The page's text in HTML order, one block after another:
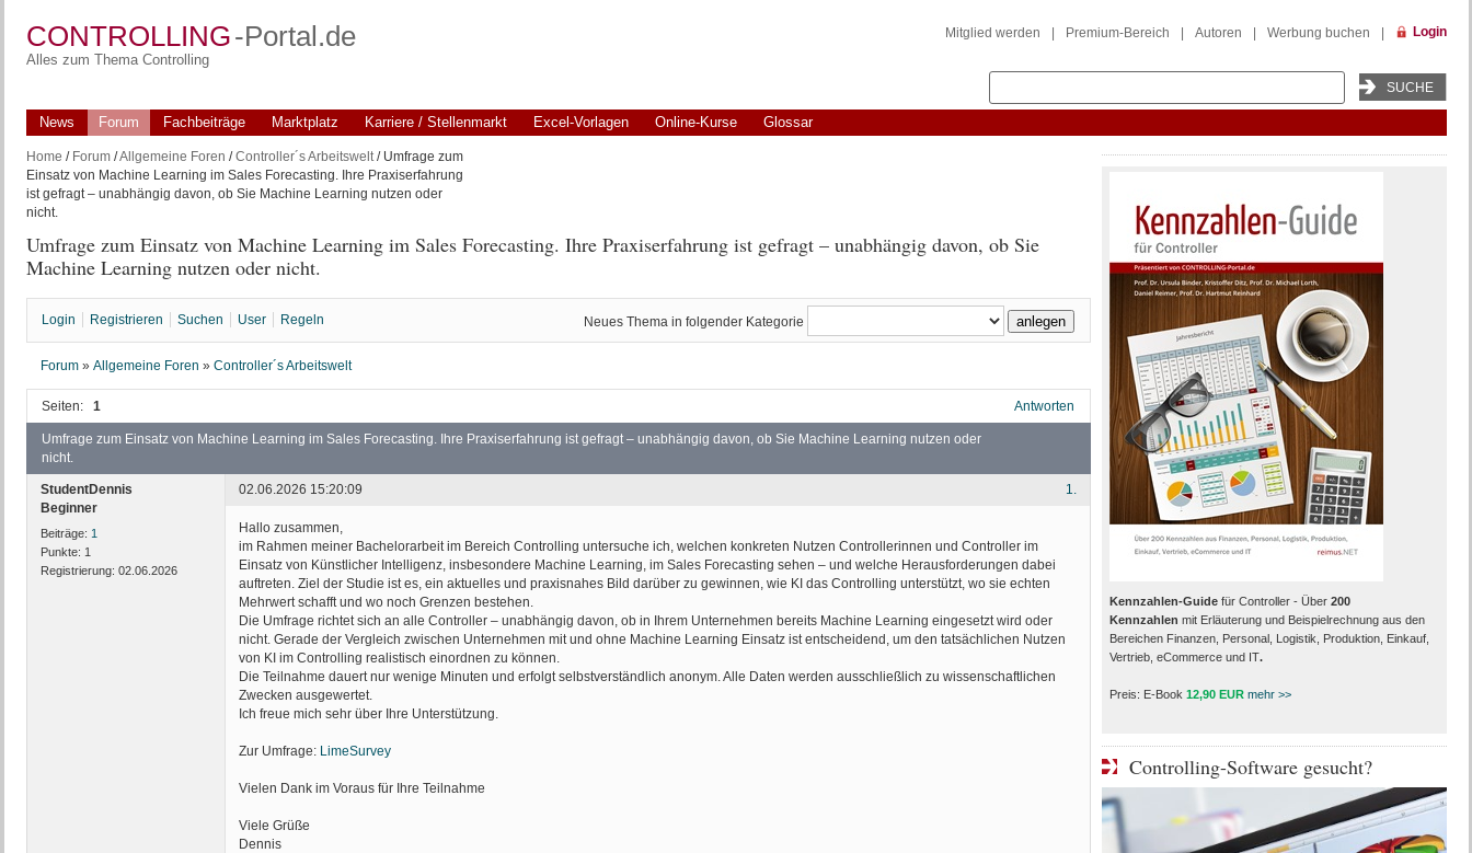
CONTROLLING-Portal.de
Alles zum Thema Controlling
Mitglied werden Premium-Bereich Autoren Werbung buchen Login
News Forum Fachbeiträge Marktplatz Karriere / Stellenmarkt Excel-Vorlagen Online-Kurse Glossar
Home / Forum/Allgemeine Foren /Controller´s Arbeitswelt/ Umfrage zum
Einsatz von Machine Learning im Sales Forecasting. Ihre Praxiserfahrung
ist gefragt – unabhängig davon, ob Sie Machine Learning nutzen oder
nicht.
Umfrage zum Einsatz von Machine Learning im Sales Forecasting. Ihre Praxiserfahrung ist gefragt – unabhängig davon, ob Sie
Machine Learning nutzen oder nicht.
Login Registrieren Suchen User Regeln Neues Thema in folgender Kategorie
Forum » Allgemeine Foren » Controller´s Arbeitswelt
Seiten: 1 Antworten
Umfrage zum Einsatz von Machine Learning im Sales Forecasting. Ihre Praxiserfahrung ist gefragt – unabhängig davon, ob Sie Machine Learning nutzen oder
nicht.
StudentDennis
Beginner
Beiträge: 1
Punkte: 1
Registrierung: 02.06.2026
1.
02.06.2026 15:20:09
Hallo zusammen,
im Rahmen meiner Bachelorarbeit im Bereich Controlling untersuche ich, welchen konkreten Nutzen Controllerinnen und Controller im
Einsatz von Künstlicher Intelligenz, insbesondere Machine Learning, im Sales Forecasting sehen – und welche Herausforderungen dabei
auftreten. Ziel der Studie ist es, ein aktuelles und praxisnahes Bild darüber zu gewinnen, wie KI das Controlling unterstützt, wo sie echten
Mehrwert schafft und wo noch Grenzen bestehen.
Die Umfrage richtet sich an alle Controller – unabhängig davon, ob in Ihrem Unternehmen bereits Machine Learning eingesetzt wird oder
nicht. Gerade der Vergleich zwischen Unternehmen mit und ohne Machine Learning Einsatz ist entscheidend, um den tatsächlichen Nutzen
von KI im Controlling realistisch einordnen zu können.
Die Teilnahme dauert nur wenige Minuten und erfolgt selbstverständlich anonym. Alle Daten werden ausschließlich zu wissenschaftlichen
Zwecken ausgewertet.
Ich freue mich sehr über Ihre Unterstützung.
Zur Umfrage: LimeSurvey
Vielen Dank im Voraus für Ihre Teilnahme
Viele Grüße
Dennis
Kennzahlen-Guidefür Controller - Über 200
Kennzahlen mit Erläuterung und Beispielrechnung aus den
Bereichen Finanzen, Personal, Logistik, Produktion, Einkauf,
Vertrieb, eCommerce und IT.
Preis: E-Book 12,90 EUR mehr >>
Controlling-Software gesucht?